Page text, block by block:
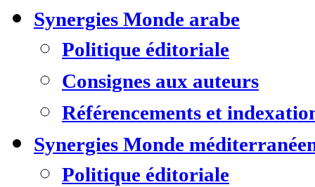
Synergies Monde arabe
Politique éditoriale
Consignes aux auteurs
Référencements et
Synergies Monde
Politique éditoriale